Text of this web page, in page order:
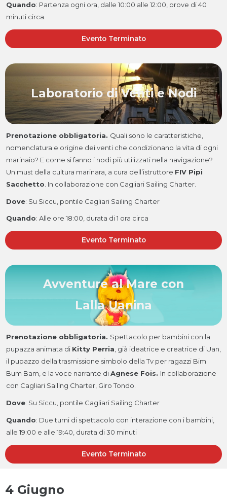
Quando: Partenza ogni ora, dalle 10:00 alle 12:00, prove di 40
minuti circa.
Evento Terminato
Laboratorio di Venti e Nodi
Prenotazione obbligatoria. Quali sono le caratteristiche,
nomenclatura e origine dei venti che condizionano la vita di ogni
marinaio? E come si fanno i nodi più utilizzati nella navigazione?
Un must della cultura marinara, a cura dell’istruttore FIV Pipi
Sacchetto . In collaborazione con Cagliari Sailing Charter.
Dove: Su Siccu, pontile Cagliari Sailing Charter
Quando: Alle ore 18:00, durata di 1 ora circa
Evento Terminato
Avventure al Mare con
Lalla Uanina
Prenotazione obbligatoria. Spettacolo per bambini con la
pupazza animata di Kitty Perria, già ideatrice e creatrice di Uan,
il pupazzo della trasmissione simbolo della Tv per ragazzi Bim
Bum Bam, e la voce narrante diAgnese Fois. In collaborazione
con Cagliari Sailing Charter, Giro Tondo.
Dove: Su Siccu, pontile Cagliari Sailing Charter
Quando: Due turni di spettacolo con interazione con i bambini,
alle 19:00 e alle 19:40, durata di 30 minuti
Evento Terminato
4 Giugno